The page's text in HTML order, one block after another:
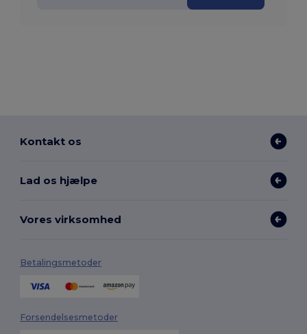
Kontakt os
Lad os hjælpe
Vores virksomhed
Betalingsmetoder
Forsendelsesmetoder